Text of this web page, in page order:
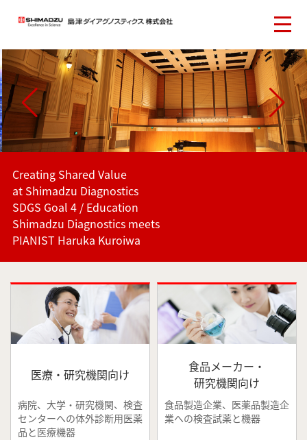
Creating Shared Value
at Shimadzu Diagnostics
SDGS Goal 4 / Education
Shimadzu Diagnostics meets
PIANIST Haruka Kuroiwa
医療・研究機関向け
病院、大学・研究機関、検査
センターへの体外診断用医薬
品と医療機器
食品メーカー・
研究機関向け
食品製造企業、医薬品製造企
業への検査試薬と機器